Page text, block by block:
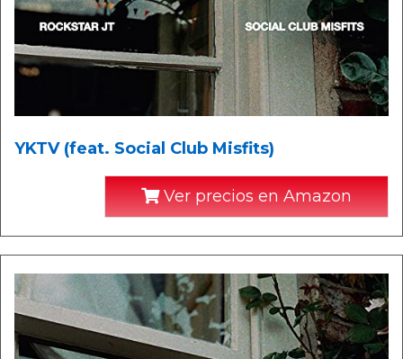
YKTV (feat. Social Club Misfits)
Ver precios en Amazon